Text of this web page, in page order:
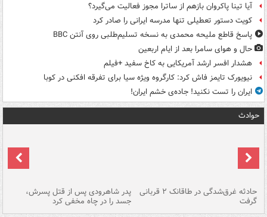
آیا تینا پاکروان بازهم از ساترا مجوز فعالیت می‌گیرد؟
کویت دستور تعطیلی تنها مدرسه ایرانی را صادر کرد
پاسخ قاطع ملیحه محمدی به نسخه تسلیم‌طلبی روی آنتن BBC
حال و هوای سامرا بعد از ایام اربعین
هشدار افسر ارشد آمریکایی به کاخ سفید +فیلم
نیویورک تایمز فاش کرد: کارگروه ویژه سیا برای تفرقه افکنی در کوبا
ایران را تست نکنید! جاده‌ی خشم ایران!
حوادث
حادثه غرق‌شدگی در طاقانک ۲ قربانی
گرفت
پدر شاهرودی پس از قتل پسرش،
جسد را در چاه مخفی کرد